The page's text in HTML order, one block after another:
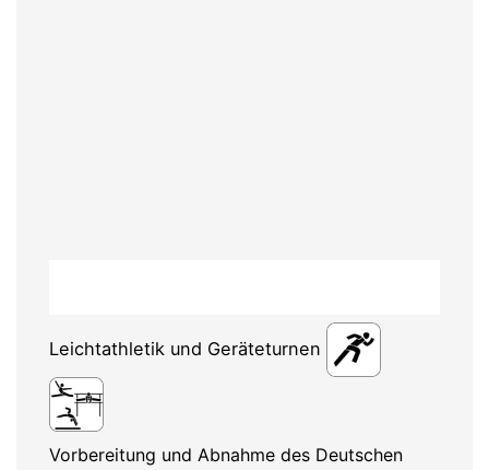
Leichtathletik und Geräteturnen
Vorbereitung und Abnahme des Deutschen